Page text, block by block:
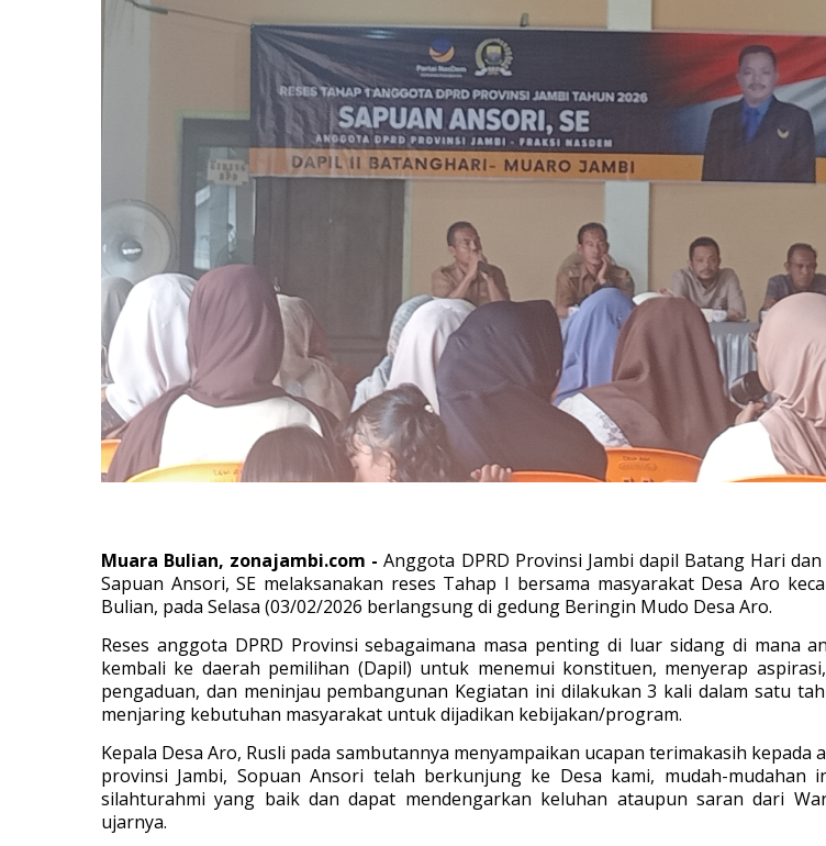
Muara Bulian, zonajambi.com -Anggota DPRD Provinsi Jambi dapil Batang Hari
Sapuan Ansori, SE melaksanakan reses Tahap I bersama masyarakat Desa Aro
Bulian, pada Selasa (03/02/2026 berlangsung di gedung Beringin Mudo Desa Aro.
Reses anggota DPRD Provinsi sebagaimana masa penting di luar sidang di mana
kembali ke daerah pemilihan (Dapil) untuk menemui konstituen, menyerap
pengaduan, dan meninjau pembangunan Kegiatan ini dilakukan 3 kali dalam satu
menjaring kebutuhan masyarakat untuk dijadikan kebijakan/program.
Kepala Desa Aro, Rusli pada sambutannya menyampaikan ucapan terimakasih kepada
provinsi Jambi, Sopuan Ansori telah berkunjung ke Desa kami, mudah-mudahan
silahturahmi yang baik dan dapat mendengarkan keluhan ataupun saran dari
ujarnya.